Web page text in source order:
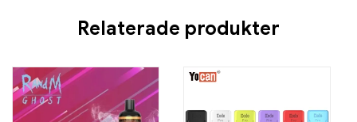
Relaterade produkter